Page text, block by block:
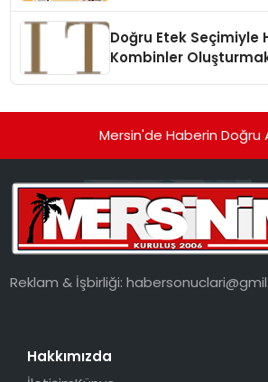
Doğru Etek Seçimiyle
Kombinler
Mersin'de Haberin Doğru
Reklam & İşbirliği:
Hakkımızda